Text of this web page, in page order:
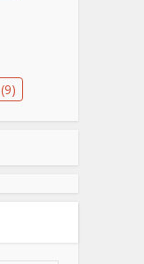
(9)